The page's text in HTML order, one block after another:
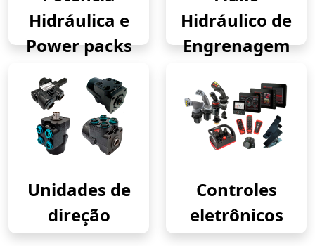
Hidráulica e
Power packs
Hidráulico de
Engrenagem
Unidades de
direção
Controles
eletrônicos